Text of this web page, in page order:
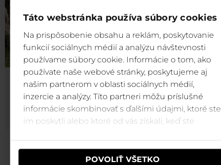
Táto webstránka používa súbory cookies
Na prispôsobenie obsahu a reklám, poskytovanie
funkcií sociálnych médií a analýzu návštevnosti
používame súbory cookie. Informácie o tom, ako
používate naše webové stránky, poskytujeme aj
našim partnerom v oblasti sociálnych médií,
inzercie a analýzy. Títo partneri môžu príslušné
informácie skombinovať s ďalšími údajmi, ktoré ste
im poskytli alebo ktoré od vás získali, keď ste
POVOLIŤ VŠETKO
Salaš Priehyba
Zavítajte aj na náš salaš Priehyba, kde uvidíte
valašky naživo.